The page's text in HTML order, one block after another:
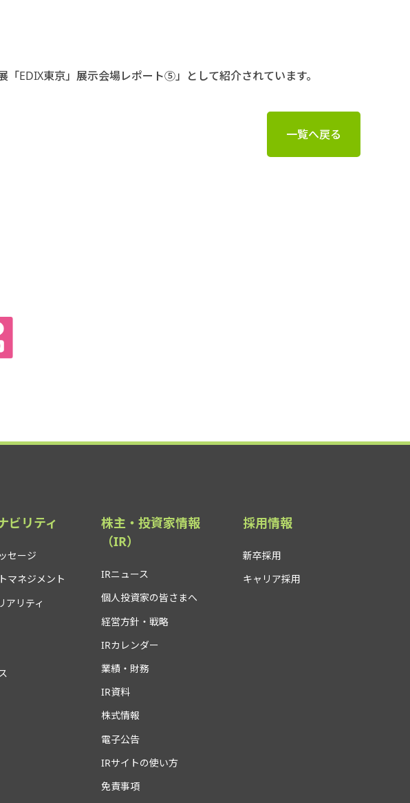
EDIX東京」展示会場レポート⑤」として紹介されています。
一覧へ戻る
ビリティ
セージ
マネジメント
アリティ
株主・投資家情報
（IR）
IRニュース
個人投資家の皆さまへ
経営方針・戦略
IRカレンダー
業績・財務
IR資料
株式情報
電子公告
IRサイトの使い方
免責事項
採用情報
新卒採用
キャリア採用